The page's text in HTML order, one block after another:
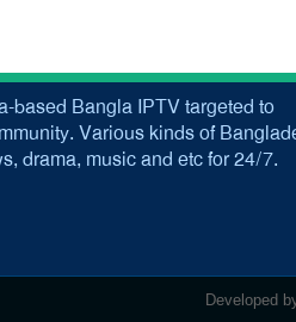
based Bangla IPTV targeted to
Various kinds of
drama, music and etc for 24/7.
Developed